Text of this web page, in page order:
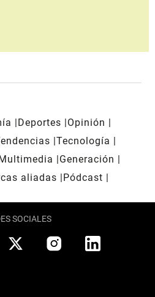
Deportes
Opinión
Tecnología
Multimedia
Generación
aliadas
Pódcast
SOCIALES